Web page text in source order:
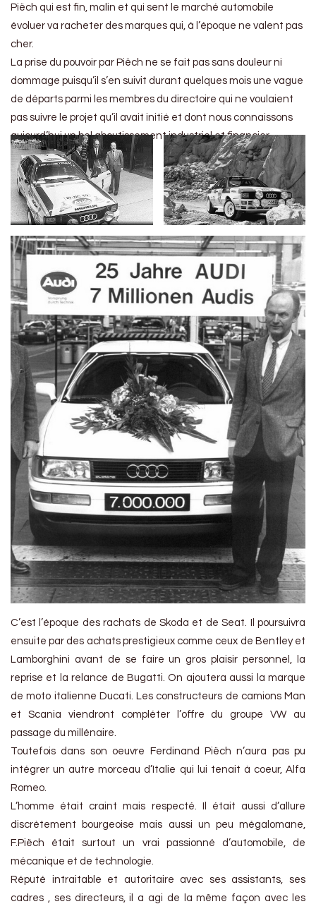
Piëch qui est fin, malin et qui sent le marché automobile
évoluer va racheter des marques qui, à l’époque ne valent pas
cher.
La prise du pouvoir par Piëch ne se fait pas sans douleur ni
dommage puisqu’il s’en suivit durant quelques mois une vague
de départs parmi les membres du directoire qui ne voulaient
pas suivre le projet qu’il avait initié et dont nous connaissons
aujourd’hui un bel aboutissement industriel et financier.
C’est l’époque des rachats de Skoda et de Seat. Il poursuivra
ensuite par des achats prestigieux comme ceux de Bentley et
Lamborghini avant de se faire un gros plaisir personnel, la
reprise et la relance de Bugatti. On ajoutera aussi la marque
de moto italienne Ducati. Les constructeurs de camions Man
et Scania viendront compléter l’offre du groupe VW au
passage du millénaire.
Toutefois dans son oeuvre Ferdinand Piëch n’aura pas pu
intégrer un autre morceau d’Italie qui lui tenait à coeur, Alfa
Romeo.
L’homme était craint mais respecté. Il était aussi d’allure
discrètement bourgeoise mais aussi un peu mégalomane,
F.Piëch était surtout un vrai passionné d’automobile, de
mécanique et de technologie.
Réputé intraitable et autoritaire avec ses assistants, ses
cadres , ses directeurs, il a agi de la même façon avec les